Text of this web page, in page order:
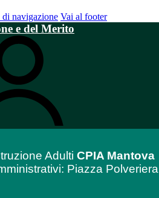
di navigazione Vai al footer
e del Merito
Adulti CPIA Mantova
Piazza